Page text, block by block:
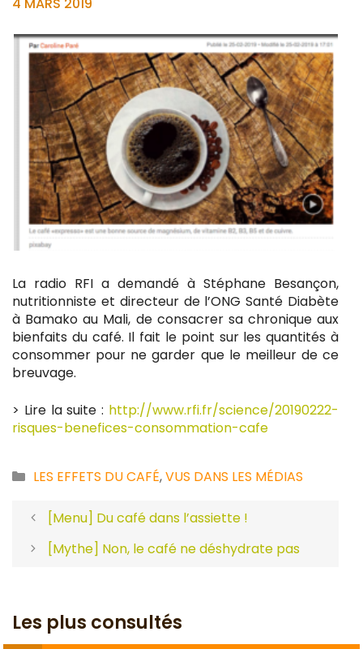
La radio RFI a demandé à Stéphane Besançon,
nutritionniste et directeur de l’ONG Santé Diabète
à Bamako au Mali, de consacrer sa chronique aux
bienfaits du café. Il fait le point sur les quantités à
consommer pour ne garder que le meilleur de ce
breuvage.
> Lire la suite : http://www.rfi.fr/science/20190222-
risques-benefices-consommation-cafe
Catégories
LES EFFETS DU CAFÉ,VUS DANS LES MÉDIAS
[Menu] Du café dans l’assiette !
[Mythe] Non, le café ne déshydrate pas
Les plus consultés